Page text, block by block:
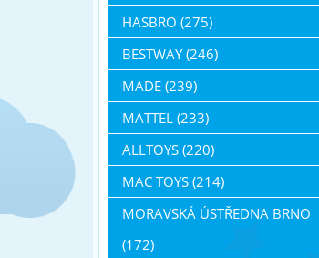
HASBRO (275)
BESTWAY (246)
MADE (239)
MATTEL (233)
ALLTOYS (220)
MAC TOYS (214)
MORAVSKÁ ÚSTŘEDNA BRNO
(172)